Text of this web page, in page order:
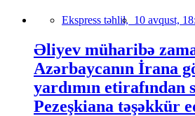
Ekspress təhlil, 10 avqust,
Əliyev müharibə
Azərbaycanın İrana
yardımın etirafından
Pezeşkiana təşəkkür